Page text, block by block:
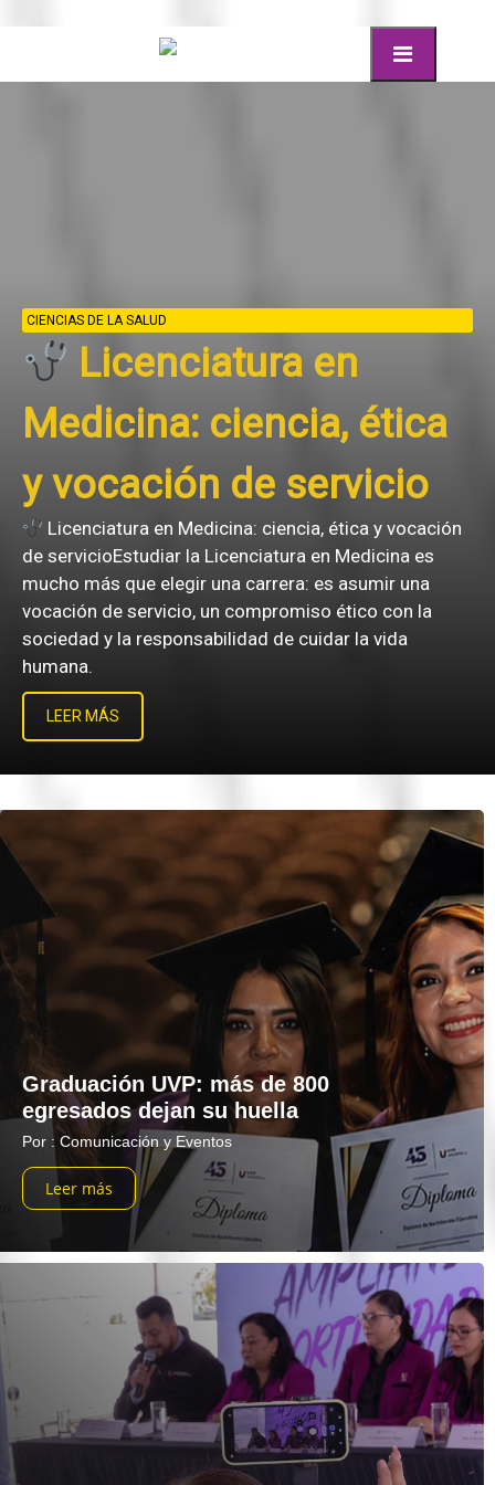
Psicología:
comprensión,
intervención y salud
mental
Licenciatura en Psicología: comprensión,
intervención y salud mentalLa Licenciatura en
Psicología es una carrera orientada a
conducta humana y a intervenir de manera
profesional en las distintas problemáticas que
Graduación UVP: más de 800
egresados dejan su huella
Por : Comunicación y Eventos
Leer más